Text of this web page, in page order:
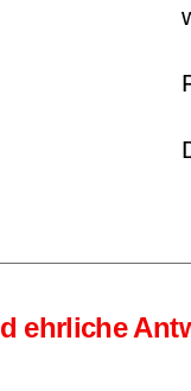
ehrliche